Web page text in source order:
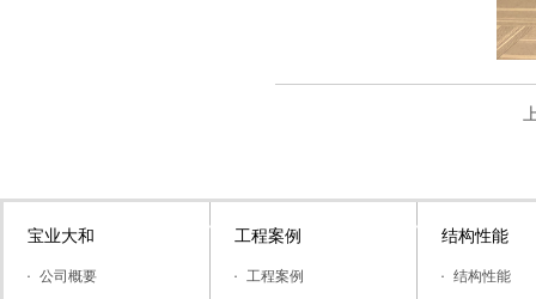
宝业大和
公司概要
工程案例
工程案例
结构性能
结构性能